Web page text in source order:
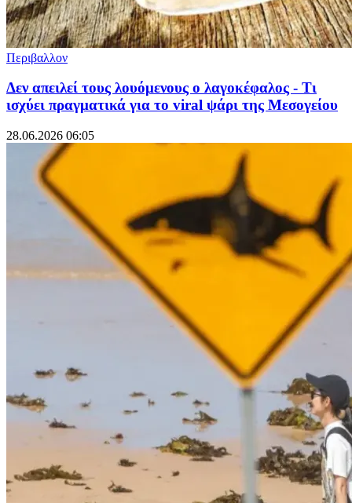
Περιβαλλον
Δεν απειλεί τους λουόμενους ο λαγοκέφαλος - Τι
ισχύει πραγματικά για το viral ψάρι της Μεσογείου
28.06.2026 06:05